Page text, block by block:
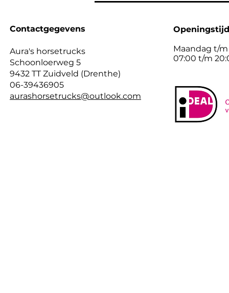
Contactgegevens
Aura's horsetrucks
Schoonloerweg 5
9432 TT Zuidveld (Drenthe)
06-39436905
aurashorsetrucks@outlook.com
Maandag t/
07:00 t/m